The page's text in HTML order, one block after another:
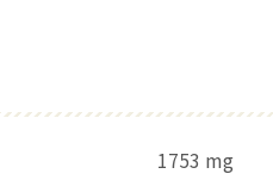
1753 mg